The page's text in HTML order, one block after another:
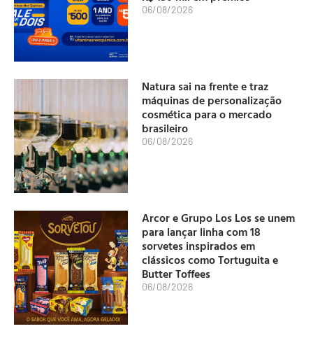
06/08/2026
Natura sai na frente e traz
máquinas de personalização
cosmética para o mercado
brasileiro
06/08/2026
Arcor e Grupo Los Los se unem
para lançar linha com 18
sorvetes inspirados em
clássicos como Tortuguita e
Butter Toffees
06/08/2026